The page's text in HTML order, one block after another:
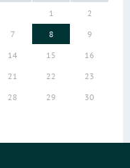
1
2
7 8
9
14 15
16
21 22
23
28 29
30